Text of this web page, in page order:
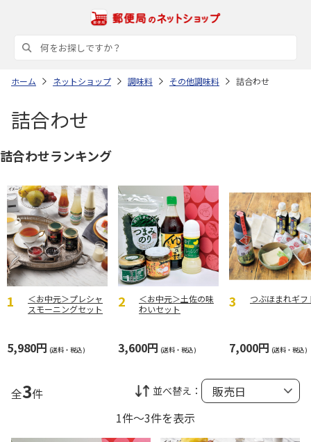
ホーム ネットショップ 調味料 その他調味料 詰合わせ
詰合わせ
詰合わせランキング
＜お中元＞プレシャ
スモーニングセット
5,980円 (送料・税込)
＜お中元＞土佐の味
わいセット
3,600円 (送料・税込)
つぶほまれギフ
7,000円 (送料・税込)
全3件 並べ替え：
1件～3件を表示